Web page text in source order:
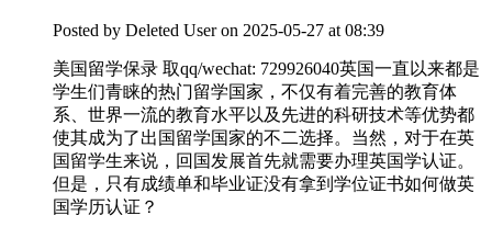
Posted by Deleted User on 2025-05-27 at 08:39
美国留学保录 取qq/wechat: 729926040英国一直以来都是
学生们青睐的热门留学国家，不仅有着完善的教育体
系、世界一流的教育水平以及先进的科研技术等优势都
使其成为了出国留学国家的不二选择。当然，对于在英
国留学生来说，回国发展首先就需要办理英国学认证。
但是，只有成绩单和毕业证没有拿到学位证书如何做英
国学历认证？